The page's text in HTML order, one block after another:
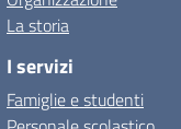
La storia
I servizi
Famiglie e studenti